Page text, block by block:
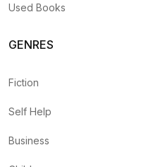
Used Books
GENRES
Fiction
Self Help
Business